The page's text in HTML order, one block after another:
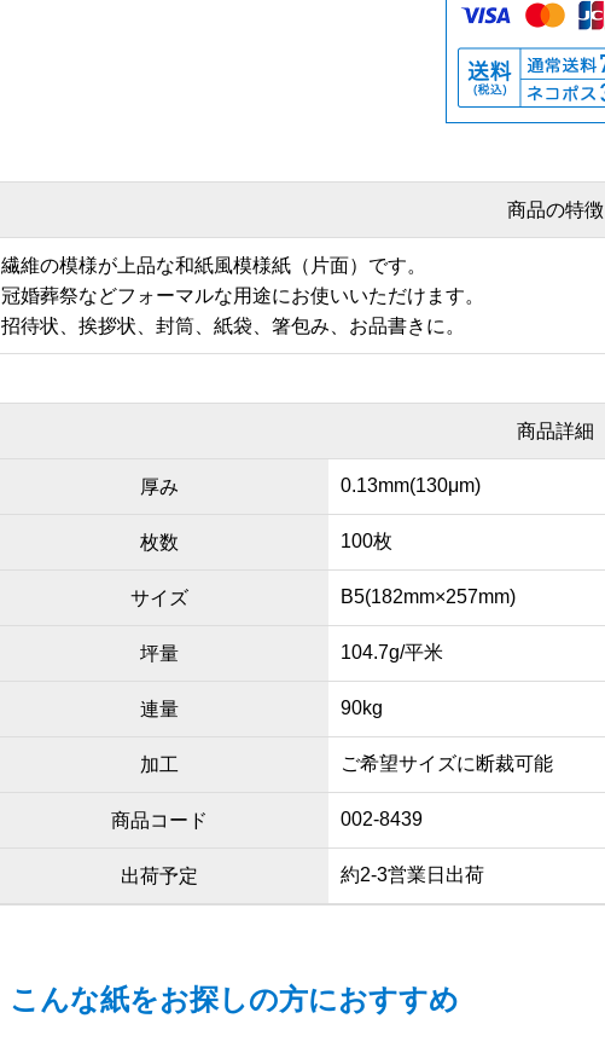
商品の特徴
繊維の模様が上品な和紙風模様紙（片面）です。
冠婚葬祭などフォーマルな用途にお使いいただけます。
招待状、挨拶状、封筒、紙袋、箸包み、お品書きに。
商品詳細
厚み 0.13mm(130μm)
枚数 100枚
サイズ B5(182mm×257mm)
坪量 104.7g/平米
連量 90kg
加工 ご希望サイズに断裁可能
商品コード 002-8439
出荷予定 約2-3営業日出荷
こんな紙をお探しの方におすすめ